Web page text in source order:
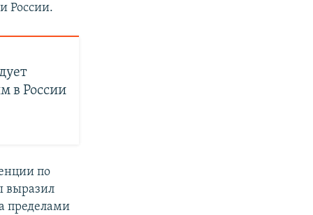
России.
в России
по
выразил
пределами